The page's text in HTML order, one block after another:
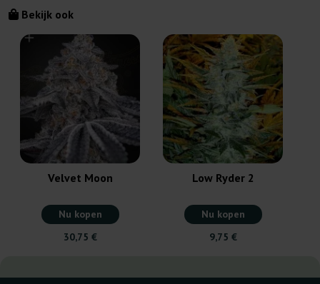
Bekijk ook
Velvet Moon
Nu kopen
30,75 €
Low Ryder 2
Nu kopen
9,75 €